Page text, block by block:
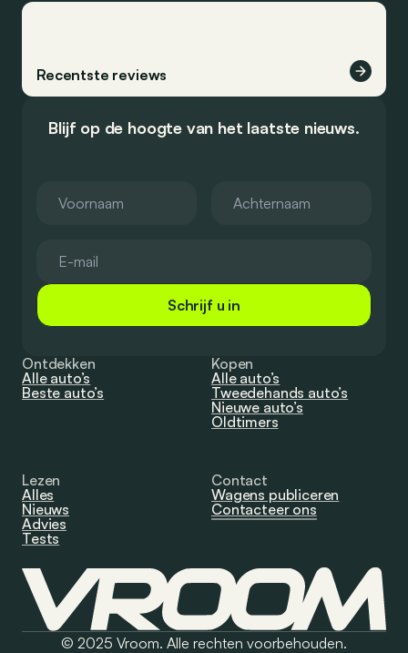
Recentste reviews
Blijf op de hoogte van het laatste nieuws.
Schrijf u in
Ontdekken
Alle auto’s
Beste auto’s
Kopen
Alle auto’s
Tweedehands auto’s
Nieuwe auto’s
Oldtimers
Lezen
Alles
Nieuws
Advies
Tests
Contact
Wagens publiceren
Contacteer ons
© 2025 Vroom. Alle rechten voorbehouden.